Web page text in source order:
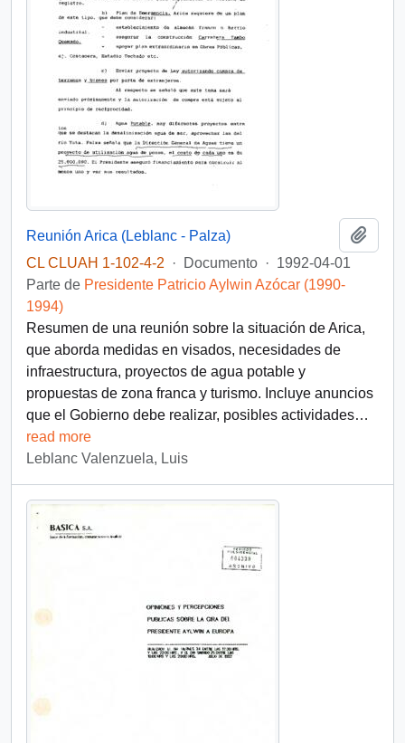
Reunión Arica (Leblanc - Palza)
CL CLUAH 1-102-4-2
· Documento · 1992-04-01
Parte de Presidente Patricio Aylwin Azócar (1990-
1994)
Resumen de una reunión sobre la situación de Arica,
que aborda medidas en visados, necesidades de
infraestructura, proyectos de agua potable y
propuestas de zona franca y turismo. Incluye anuncios
que el Gobierno debe realizar, posibles actividades…
read more
Leblanc Valenzuela, Luis